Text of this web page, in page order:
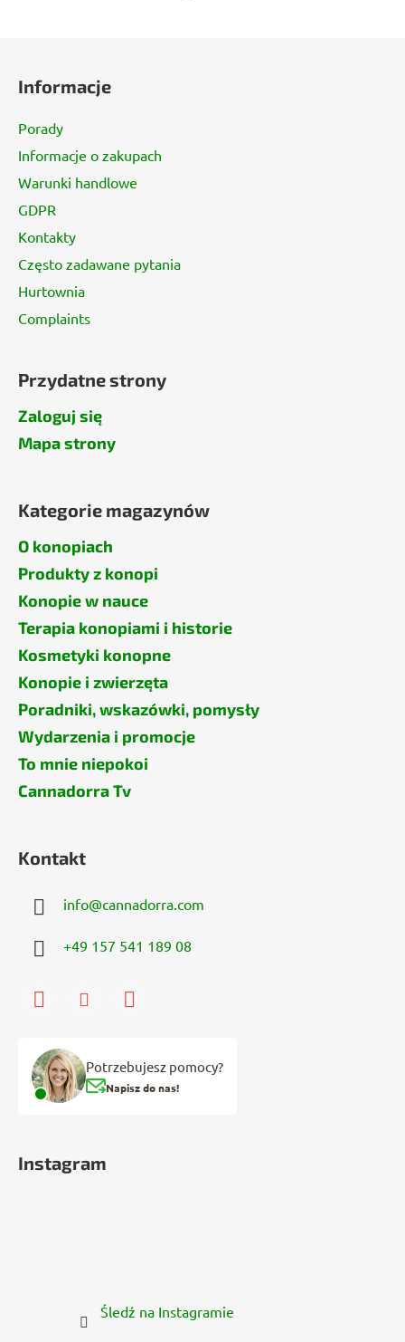
Informacje
Porady
Informacje o zakupach
Warunki handlowe
GDPR
Kontakty
Często zadawane pytania
Hurtownia
Complaints
Przydatne strony
Zaloguj się
Mapa strony
Kategorie magazynów
O konopiach
Produkty z konopi
Konopie w nauce
Terapia konopiami i historie
Kosmetyki konopne
Konopie i zwierzęta
Poradniki, wskazówki, pomysły
Wydarzenia i promocje
To mnie niepokoi
Cannadorra Tv
Kontakt
info@cannadorra.com
+49 157 541 189 08
Potrzebujesz pomocy?
Napisz do nas!
Instagram
Śledź na Instagramie